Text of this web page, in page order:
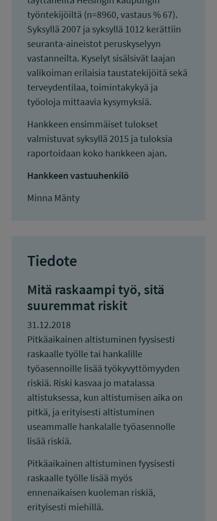
työntekijöiltä (n=8960, vastaus % 67).
Syksyllä 2007 ja syksyllä 1012 kerättiin
seuranta-aineistot peruskyselyyn
vastanneilta. Kyselyt sisälsivät laajan
valikoiman erilaisia taustatekijöitä sekä
terveydentilaa, toimintakykyä ja
työoloja mittaavia kysymyksiä.
Hankkeen ensimmäiset tulokset
valmistuvat syksyllä 2015 ja tuloksia
raportoidaan koko hankkeen ajan.
Hankkeen vastuuhenkilö
Minna Mänty
Tiedote
Mitä raskaampi työ, sitä
suuremmat riskit
31.12.2018
Pitkäaikainen altistuminen fyysisesti
raskaalle työlle tai hankalille
työasennoille lisää työkyvyttömyyden
riskiä. Riski kasvaa jo matalassa
altistuksessa, kun altistumisen aika on
pitkä, ja erityisesti altistuminen
useammalle hankalalle työasennolle
lisää riskiä.
Pitkäaikainen altistuminen fyysisesti
raskaalle työlle lisää myös
ennenaikaisen kuoleman riskiä,
erityisesti miehillä.